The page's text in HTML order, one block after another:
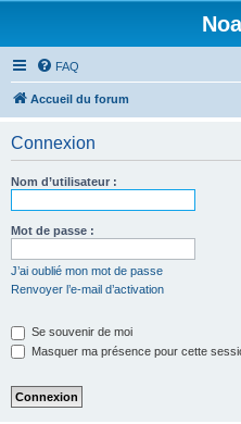
FAQ
Accueil du forum
Connexion
Nom d’utilisateur :
Mot de passe :
J’ai oublié mon mot de passe
Renvoyer l’e-mail d’activation
Se souvenir de moi
Masquer ma présence pour cette